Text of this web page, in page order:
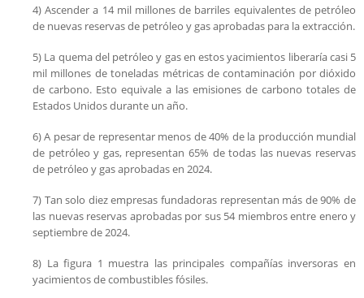
4) Ascender a 14 mil millones de barriles equivalentes de petróleo
de nuevas reservas de petróleo y gas aprobadas para la extracción.
5) La quema del petróleo y gas en estos yacimientos liberaría casi 5
mil millones de toneladas métricas de contaminación por dióxido
de carbono. Esto equivale a las emisiones de carbono totales de
Estados Unidos durante un año.
6) A pesar de representar menos de 40% de la producción mundial
de petróleo y gas, representan 65% de todas las nuevas reservas
de petróleo y gas aprobadas en 2024.
7) Tan solo diez empresas fundadoras representan más de 90% de
las nuevas reservas aprobadas por sus 54 miembros entre enero y
septiembre de 2024.
8) La figura 1 muestra las principales compañías inversoras en
yacimientos de combustibles fósiles.